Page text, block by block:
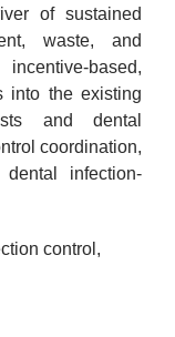
of sustained
waste, and
based,
into the existing
and dental
coordination,
infection-
control,